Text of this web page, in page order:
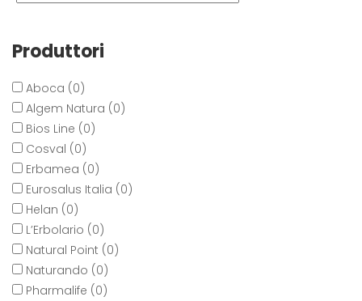
Produttori
Aboca (0)
Algem Natura (0)
Bios Line (0)
Cosval (0)
Erbamea (0)
Eurosalus Italia (0)
Helan (0)
L’Erbolario (0)
Natural Point (0)
Naturando (0)
Pharmalife (0)